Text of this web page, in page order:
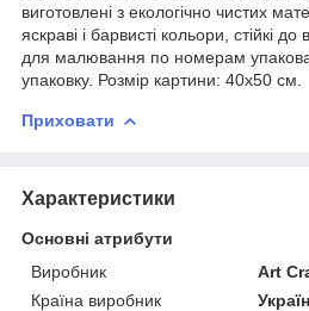
виготовлені з екологічно чистих
яскраві і барвисті кольори, стійкі
для малювання по номерам
упаковку. Розмір картини: 40х50 см.
Приховати
Характеристики
Основні атрибути
Виробник
Art
Країна виробник